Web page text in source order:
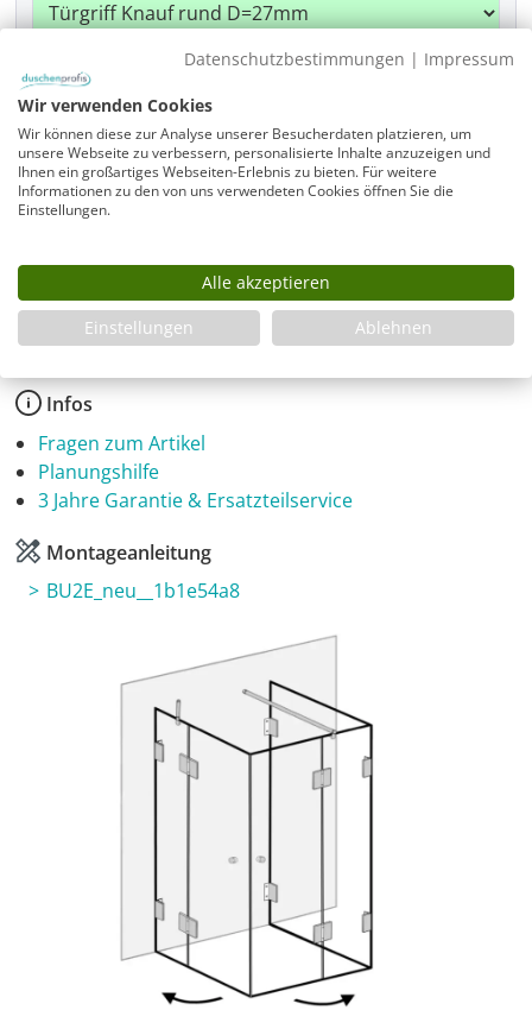
Beschlagfarbe
Montage
Produkt Anzahl: Gib den gewünschten
In den Warenkorb
Infos
Fragen zum Artikel
Planungshilfe
3 Jahre Garantie & Ersatzteilservice
Montageanleitung
BU2E_neu__1b1e54a8
Datenschutzbestimmungen | Impressum
Wir verwenden Cookies
Wir können diese zur Analyse unserer Besucherdaten platzieren, um
unsere Webseite zu verbessern, personalisierte Inhalte anzuzeigen und
Ihnen ein großartiges Webseiten-Erlebnis zu bieten. Für weitere
Informationen zu den von uns verwendeten Cookies öffnen Sie die
Einstellungen.
Alle akzeptieren
Einstellungen
Ablehnen